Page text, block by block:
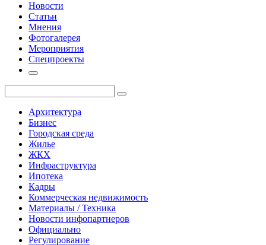
Новости
Статьи
Мнения
Фотогалерея
Мероприятия
Спецпроекты
Архитектура
Бизнес
Городская среда
Жилье
ЖКХ
Инфраструктура
Ипотека
Кадры
Коммерческая недвижимость
Материалы / Техника
Новости инфопартнеров
Официально
Регулирование